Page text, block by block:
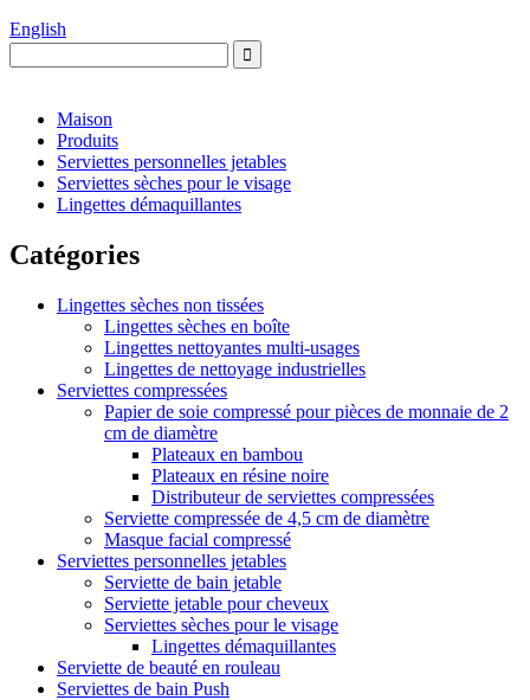
English
Maison
Produits
Serviettes personnelles jetables
Serviettes sèches pour le visage
Lingettes démaquillantes
Catégories
Lingettes sèches non tissées
Lingettes sèches en boîte
Lingettes nettoyantes multi-usages
Lingettes de nettoyage industrielles
Serviettes compressées
Papier de soie compressé pour pièces de monnaie de 2
cm de diamètre
Plateaux en bambou
Plateaux en résine noire
Distributeur de serviettes compressées
Serviette compressée de 4,5 cm de diamètre
Masque facial compressé
Serviettes personnelles jetables
Serviette de bain jetable
Serviette jetable pour cheveux
Serviettes sèches pour le visage
Lingettes démaquillantes
Serviette de beauté en rouleau
Serviettes de bain Push